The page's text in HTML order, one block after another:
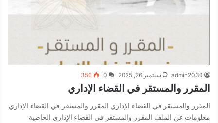
admin2030 سبتمبر 26, 2025 0
350
المقرر والمستقر في القضاء الإداري
المقرر والمستقر في القضاء الإداري المقرر والمستقر في القضاء الإداري
معلومات عن الملف المقرر والمستقر في القضاء الإداري الخاصية